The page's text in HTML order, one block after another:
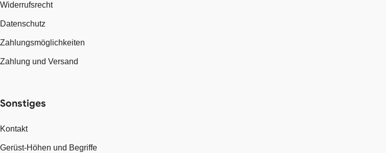
Widerrufsrecht
Datenschutz
Zahlungsmöglichkeiten
Zahlung und Versand
Sonstiges
Kontakt
Gerüst-Höhen und Begriffe